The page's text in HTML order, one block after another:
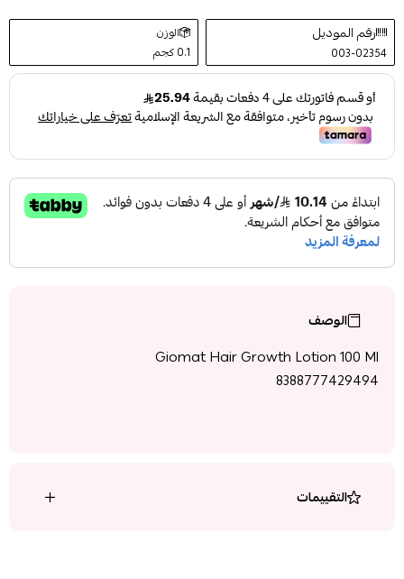
رقم الموديل
003-02354
الوزن
0.1 كجم
الوصف
Giomat Hair Growth Lotion 100 Ml
8388777429494
التقييمات